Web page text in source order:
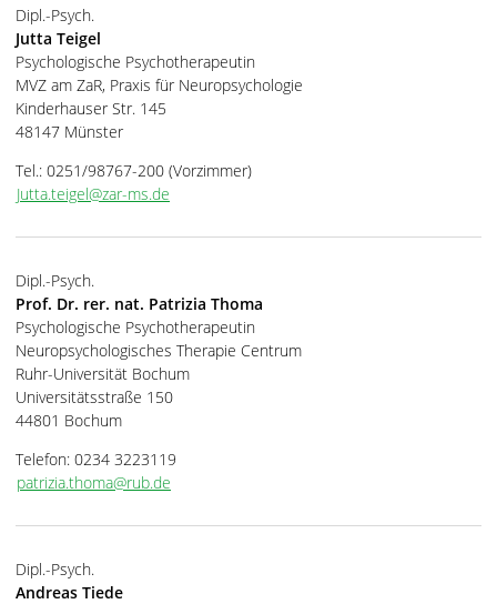
Dipl.-Psych.
Jutta Teigel
Psychologische Psychotherapeutin
MVZ am ZaR, Praxis für Neuropsychologie
Kinderhauser Str. 145
48147 Münster
Tel.: 0251/98767-200 (Vorzimmer)
Jutta.teigel@zar-ms.de
Dipl.-Psych.
Prof. Dr. rer. nat. Patrizia Thoma
Psychologische Psychotherapeutin
Neuropsychologisches Therapie Centrum
Ruhr-Universität Bochum
Universitätsstraße 150
44801 Bochum
Telefon: 0234 3223119
patrizia.thoma@rub.de
Dipl.-Psych.
Andreas Tiede